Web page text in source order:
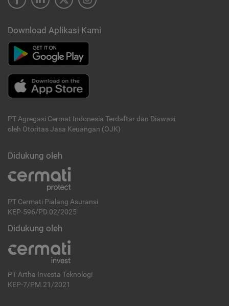
Download Aplikasi Kami
PT Agregasi Cermat Indonesia Terdaftar dan Diawasi
oleh Otoritas Jasa Keuangan (OJK)
Didukung oleh
PT Cermati Pialang Asuransi
KEP-596/PD.02/2025
Didukung oleh
PT Artha Investa Teknologi
KEP-7/PM.21/2021